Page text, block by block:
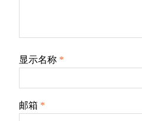
显示名称 *
邮箱 *